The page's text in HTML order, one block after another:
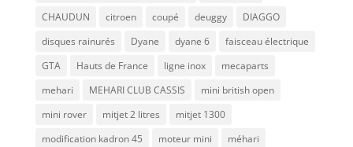
CHAUDUN
citroen coupé deuggy
DIAGGO
disques rainurés
Dyane dyane 6
faisceau électrique
GTA
Hauts de France ligne inox
mecaparts
mehari
MEHARI CLUB CASSIS
mini british open
mini rover
mitjet 2 litres
mitjet 1300
modification kadron 45
moteur mini méhari